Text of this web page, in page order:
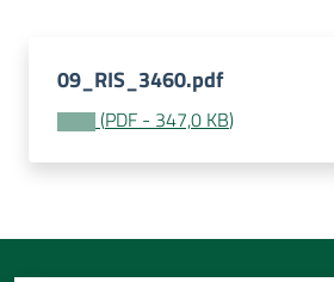
09_RIS_3460.pdf
(PDF - 347,0 KB)